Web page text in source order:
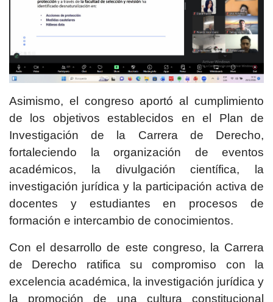
Asimismo, el congreso aportó al cumplimiento
de los objetivos establecidos en el Plan de
Investigación de la Carrera de Derecho,
fortaleciendo la organización de eventos
académicos, la divulgación científica, la
investigación jurídica y la participación activa de
docentes y estudiantes en procesos de
formación e intercambio de conocimientos.
Con el desarrollo de este congreso, la Carrera
de Derecho ratifica su compromiso con la
excelencia académica, la investigación jurídica y
la promoción de una cultura constitucional